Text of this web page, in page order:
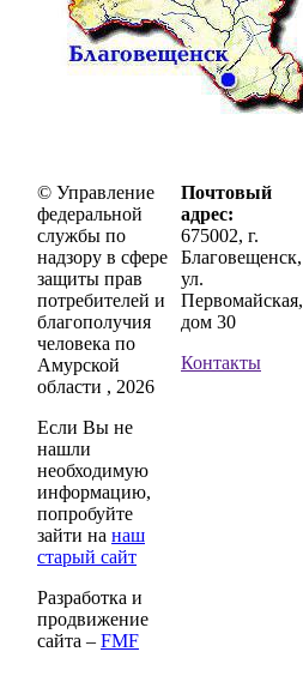
© Управление
федеральной
службы по
надзору в сфере
защиты прав
потребителей и
благополучия
человека по
Амурской
области , 2026
Если Вы не
нашли
необходимую
информацию,
попробуйте
зайти на наш
старый сайт
Разработка и
продвижение
сайта – FMF
Почтовый
адрес:
675002, г.
Благовещенск,
ул.
Первомайская,
дом 30
Контакты